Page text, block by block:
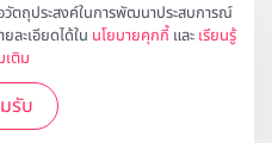
ตถุประสงค์ในการพัฒนาประสบการณ์
ละเอียดได้ใน นโยบายคุกกี้ และ เรียนรู้
เติม
รับ
ราได้ที่